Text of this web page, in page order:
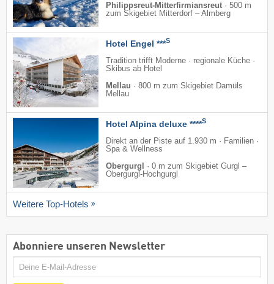
Philippsreut-Mitterfirmiansreut · 500 m
zum Skigebiet Mitterdorf – Almberg
Hotel Engel ***S
Tradition trifft Moderne · regionale Küche ·
Skibus ab Hotel
Mellau · 800 m zum Skigebiet Damüls
Mellau
Hotel Alpina deluxe ****S
Direkt an der Piste auf 1.930 m · Familien ·
Spa & Wellness
Obergurgl
· 0 m zum Skigebiet Gurgl –
Obergurgl-Hochgurgl
Weitere Top-Hotels
Abonniere unseren Newsletter
E-